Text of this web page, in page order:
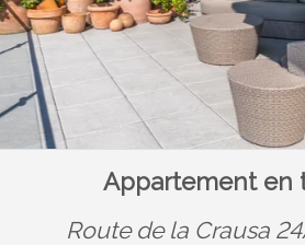
Appartement en
Route de la Crausa